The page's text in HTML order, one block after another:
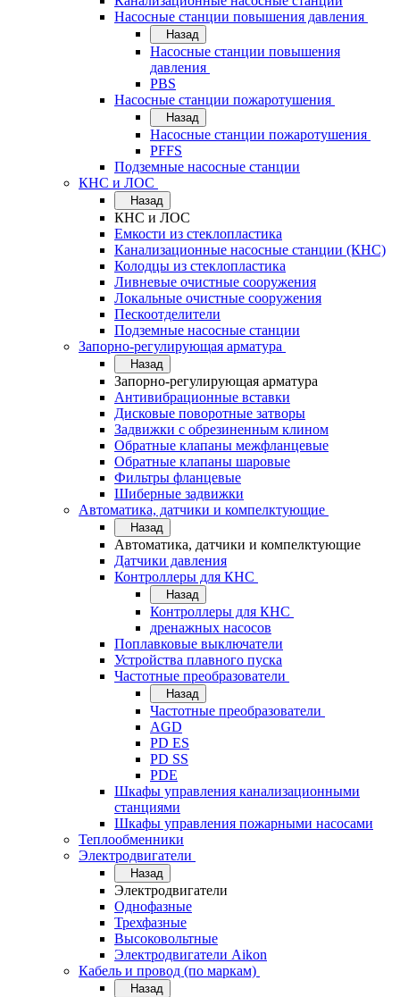
Насосные станции повышения давления
Назад
Насосные станции повышения
давления
PBS
Насосные станции пожаротушения
Назад
Насосные станции пожаротушения
PFFS
Подземные насосные станции
КНС и ЛОС
Назад
КНС и ЛОС
Емкости из стеклопластика
Канализационные насосные станции (КНС)
Колодцы из стеклопластика
Ливневые очистные сооружения
Локальные очистные сооружения
Пескоотделители
Подземные насосные станции
Запорно-регулирующая арматура
Назад
Запорно-регулирующая арматура
Антивибрационные вставки
Дисковые поворотные затворы
Задвижки с обрезиненным клином
Обратные клапаны межфланцевые
Обратные клапаны шаровые
Фильтры фланцевые
Шиберные задвижки
Автоматика, датчики и компелктующие
Назад
Автоматика, датчики и компелктующие
Датчики давления
Контроллеры для КНС
Назад
Контроллеры для КНС
дренажных насосов
Поплавковые выключатели
Устройства плавного пуска
Частотные преобразователи
Назад
Частотные преобразователи
AGD
PD ES
PD SS
PDE
Шкафы управления канализационными
станциями
Шкафы управления пожарными насосами
Теплообменники
Электродвигатели
Назад
Электродвигатели
Однофазные
Трехфазные
Высоковольтные
Электродвигатели Aikon
Кабель и провод (по маркам)
Назад